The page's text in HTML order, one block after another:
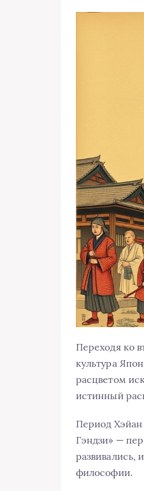
Переходя ко
культура
расцветом
истинный
Период Хэйан
Гэндзи» —
развивались,
философии.